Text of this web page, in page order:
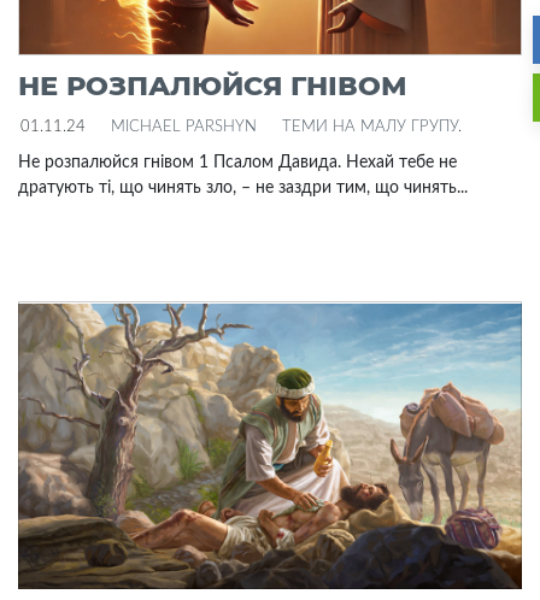
НЕ РОЗПАЛЮЙСЯ ГНІВОМ
01.11.24 MICHAEL PARSHYN ТЕМИ НА МАЛУ ГРУПУ.
Не розпалюйся гнівом 1 Псалом Давида. Нехай тебе не
дратують ті, що чинять зло, – не заздри тим, що чинять...